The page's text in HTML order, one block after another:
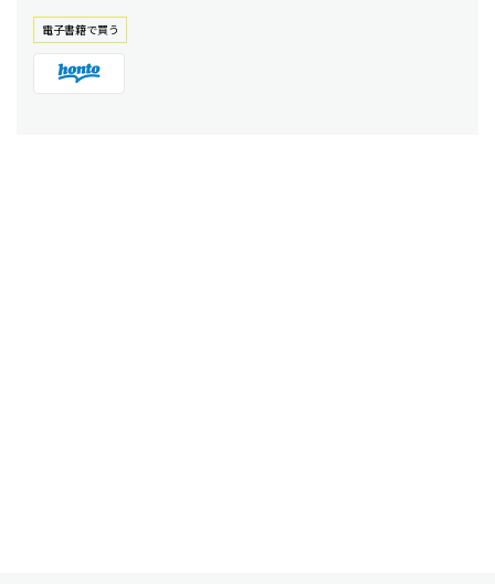
電⼦書籍で買う